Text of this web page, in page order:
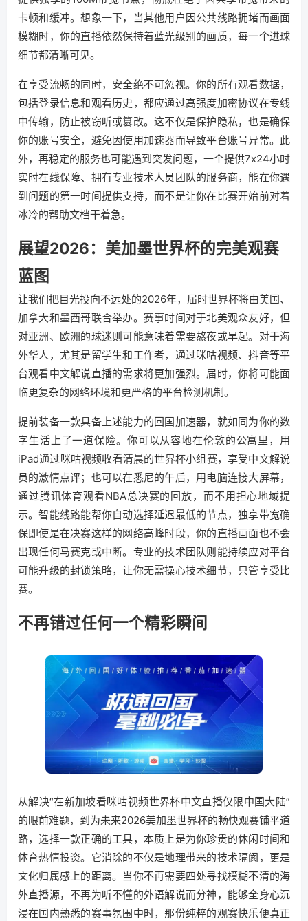
卡顿和缓冲。想象一下，当其他用户因公共线路拥堵而画面
模糊时，你的直播依然保持着蓝光级别的画质，每一个进球
细节都清晰可见。
在享受流畅的同时，安全绝不可忽视。你的所有观看数据，
包括登录信息和观看历史，都应通过高强度加密协议在专线
中传输，防止被窃听或篡改。这不仅是保护隐私，也是确保
你的账号安全，避免因使用加速器而导致平台账号异常。此
外，再稳定的服务也可能遇到突发问题，一个提供7x24小时
实时在线保障、拥有专业技术人员团队的服务商，能在你遇
到问题的第一时间提供支持，而不是让你在比赛开始前对着
冰冷的帮助文档干着急。
展望2026：美加墨世界杯的完美观赛
蓝图
让我们把目光投向不远处的2026年，届时世界杯将由美国、
加拿大和墨西哥联合举办。赛事时间对于北美观众友好，但
对亚洲、欧洲的球迷则可能意味着需要熬夜或早起。对于海
外华人，尤其是留学生和工作者，通过咪咕视频、抖音等平
台观看中文解说直播的需求将更加强烈。届时，你将可能面
临更复杂的网络环境和更严格的平台检测机制。
提前装备一款具备上述能力的回国加速器，就如同为你的数
字生活上了一道保险。你可以从容地在伦敦的公寓里，用
iPad通过咪咕视频收看清晨的世界杯小组赛，享受中文解说
员的激情点评；也可以在悉尼的午后，用电脑连接大屏幕，
通过腾讯体育观看NBA总决赛的回放，而不用担心地域提
示。智能线路能帮你自动选择延迟最低的节点，独享带宽确
保即使是在决赛这样的网络高峰时段，你的直播画面也不会
出现任何马赛克或中断。专业的技术团队则能持续应对平台
可能升级的封锁策略，让你无需操心技术细节，只管享受比
赛。
不再错过任何一个精彩瞬间
从解决“在新加坡看咪咕视频世界杯中文直播仅限中国大陆”
的眼前难题，到为未来2026美加墨世界杯的畅快观赛铺平道
路，选择一款正确的工具，本质上是为你珍贵的休闲时间和
体育热情投资。它消除的不仅是地理带来的技术隔阂，更是
文化归属感上的距离。当你不再需要四处寻找模糊不清的海
外直播源，不再为听不懂的外语解说而分神，能够全身心沉
浸在国内熟悉的赛事氛围中时，那份纯粹的观赛快乐便真正